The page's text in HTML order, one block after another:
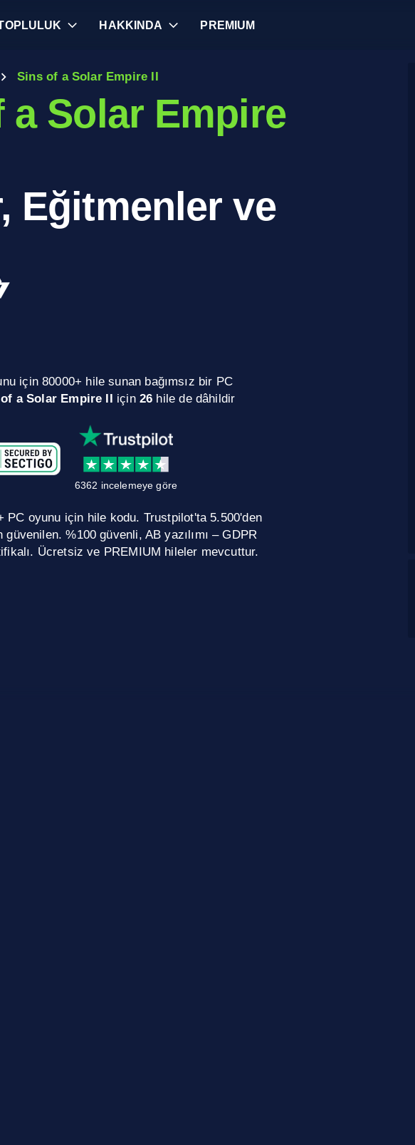
HAKKINDA PREMIUM
Sins of a Solar Empire II
a Solar Empire
Eğitmenler ve
için 80000+ hile sunan bağımsız bir PC
a Solar Empire II için 26 hile de dâhildir
6362 incelemeye göre
PC oyunu için hile kodu. Trustpilot'ta 5.500'den
%100 güvenli, AB yazılımı – GDPR
Ücretsiz ve PREMIUM hileler mevcuttur.